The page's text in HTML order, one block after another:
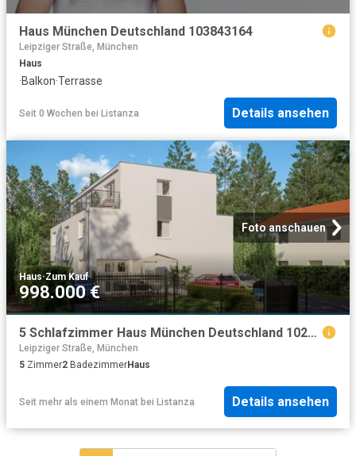
Haus München Deutschland 103843164
Leipziger Straße, München
Haus
·Balkon·Terrasse
Seit 0 Wochen bei Listanza Details ansehen
Foto anschauen
Haus·Zum Kauf
998.000 €
5 Schlafzimmer Haus München Deutschland 102087440
Leipziger Straße, München
5 Zimmer2 BadezimmerHaus
Seit mehr als einem Monat bei Listanza Details ansehen